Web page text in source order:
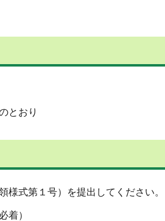
とおり
式第１号）を提出してください。
着）